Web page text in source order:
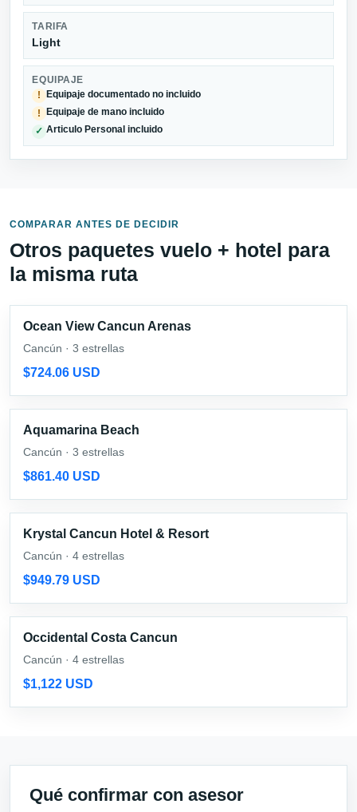
TARIFA
Light
EQUIPAJE
!
Equipaje documentado no incluido
! Equipaje de mano incluido
✓ Articulo Personal incluido
COMPARAR ANTES DE DECIDIR
Otros paquetes vuelo + hotel para
la misma ruta
Ocean View Cancun Arenas
Cancún · 3 estrellas
$724.06 USD
Aquamarina Beach
Cancún · 3 estrellas
$861.40 USD
Krystal Cancun Hotel & Resort
Cancún · 4 estrellas
$949.79 USD
Occidental Costa Cancun
Cancún · 4 estrellas
$1,122 USD
Qué confirmar con asesor